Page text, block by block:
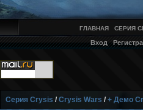
ГЛАВНАЯ СЕРИЯ
Вход
Серия Crysis /Crysis Wars /+ Демо